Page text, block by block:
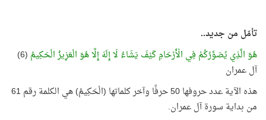
تأمّل من جديد..
هُوَ الَّذِي يُصَوِّرُكُمْ فِي الْأَرْحَامِ كَيْفَ يَشَاءُ لَا إِلَهَ إِلَّا هُوَ الْعَزِيزُ الْحَكِيمُ
(6)
آل عمران
هذه الآية عدد حروفها 50 حرفًا وآخر كلماتها (الْحَكِيمُ) هي الكلمة رقم 61
من بداية سورة آل عمران.